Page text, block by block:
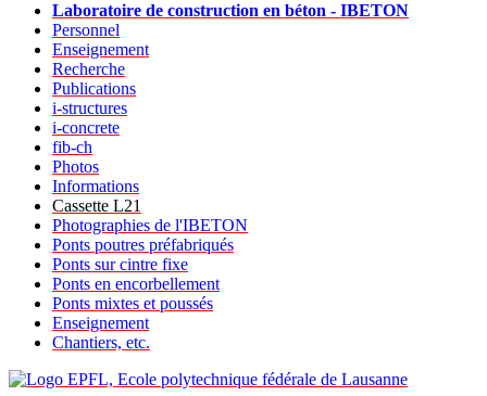
Laboratoire de construction en béton - IBETON
Personnel
Enseignement
Recherche
Publications
i-structures
i-concrete
fib-ch
Photos
Informations
Cassette L21
Photographies de l'IBETON
Ponts poutres préfabriqués
Ponts sur cintre fixe
Ponts en encorbellement
Ponts mixtes et poussés
Enseignement
Chantiers, etc.